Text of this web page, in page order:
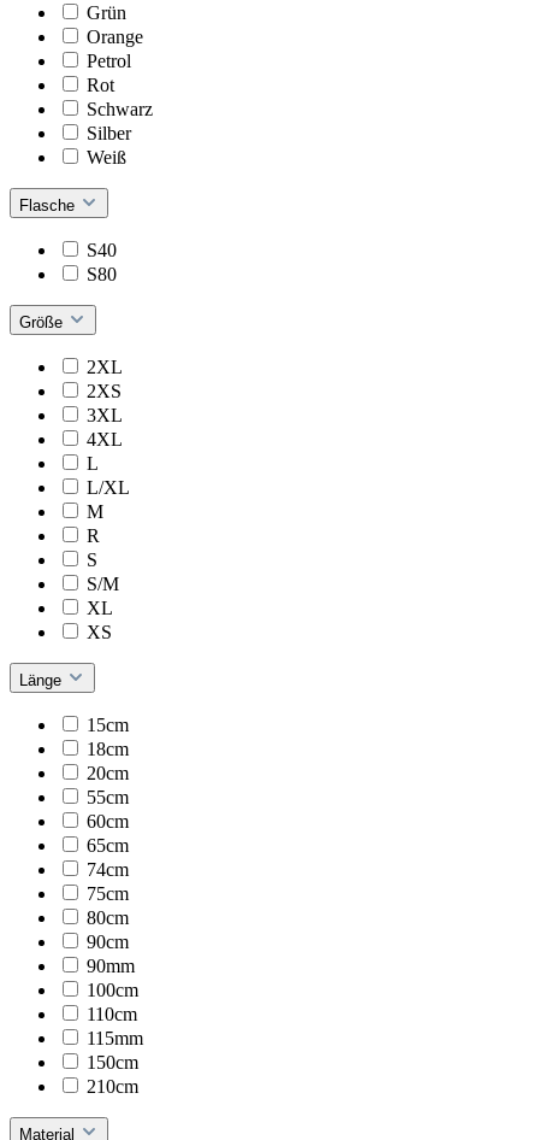
Grün
Orange
Petrol
Rot
Schwarz
Silber
Weiß
Flasche
S40
S80
Größe
2XL
2XS
3XL
4XL
L
L/XL
M
R
S
S/M
XL
XS
Länge
15cm
18cm
20cm
55cm
60cm
65cm
74cm
75cm
80cm
90cm
90mm
100cm
110cm
115mm
150cm
210cm
Material